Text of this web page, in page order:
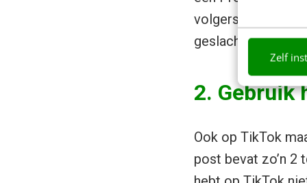
Zelf
een Pro-account
volgers,
geslacht en
2. Gebruik
Ook op TikTok
post bevat zo’n 2